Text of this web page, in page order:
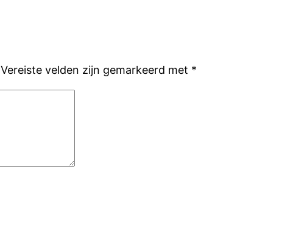
Vereiste velden zijn gemarkeerd met *